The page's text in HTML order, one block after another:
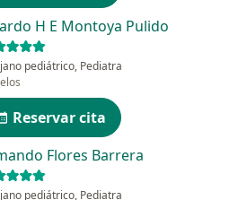
H E Montoya Pulido
pediátrico, Pediatra
Reservar cita
Flores Barrera
pediátrico, Pediatra